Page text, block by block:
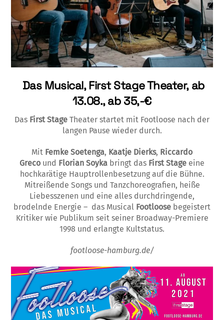
Das Musical, First Stage Theater, ab
13.08., ab 35,-€
Das First Stage Theater startet mit Footloose nach der
langen Pause wieder durch.
Mit Femke Soetenga, Kaatje Dierks, Riccardo
Greco und Florian Soyka bringt das First Stage eine
hochkarätige Hauptrollenbesetzung auf die Bühne.
Mitreißende Songs und Tanzchoreografien, heiße
Liebesszenen und eine alles durchdringende,
brodelnde Energie – das Musical Footloose begeistert
Kritiker wie Publikum seit seiner Broadway-Premiere
1998 und erlangte Kultstatus.
footloose-hamburg.de/